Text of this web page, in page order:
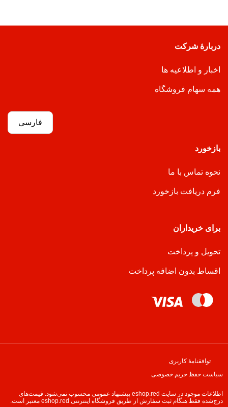
دربارهٔ شرکت
اخبار و اطلاعیه ها
همه سهام فروشگاه
فارسی
بازخورد
نحوه تماس با ما
فرم دریافت بازخورد
برای خریداران
تحویل و پرداخت
اقساط بدون اضافه پرداخت
توافقنامهٔ کاربری
سیاست حفظ حریم خصوصی
اطلاعات موجود در سایت eshop.red پیشنهاد عمومی محسوب نمی‌شود. قیمت‌های
درج‌شده فقط هنگام ثبت سفارش از طریق فروشگاه اینترنتی eshop.red معتبر است.